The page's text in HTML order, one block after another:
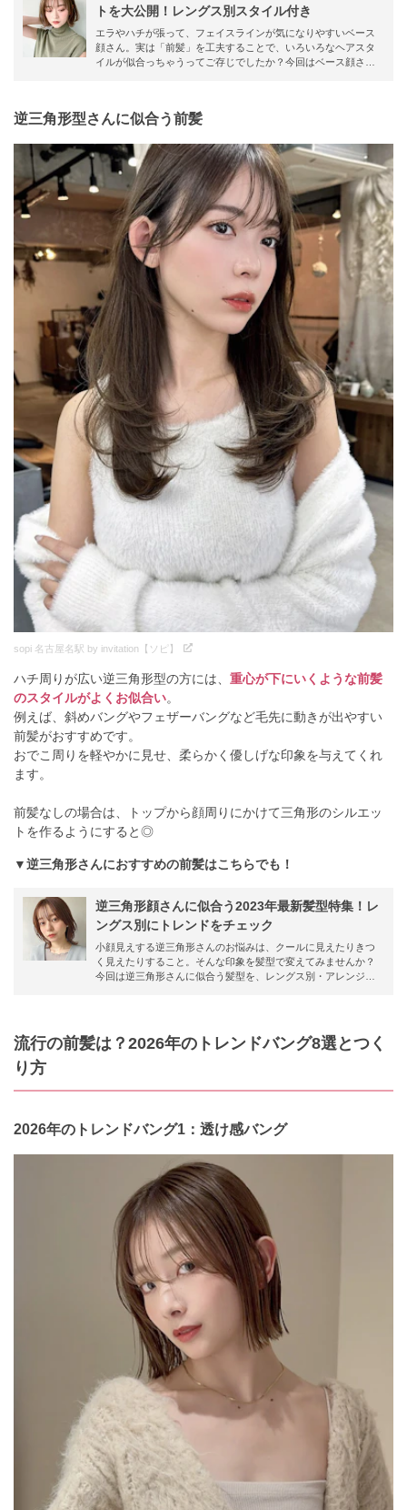
トを大公開！レングス別スタイル付き
エラやハチが張って、フェイスラインが気になりやすいベース
顔さん。実は「前髪」を工夫することで、いろいろなヘアスタ
イルが似合っちゃうってご存じでしたか？今回はベース顔さん
逆三角形型さんに似合う前髪
sopi 名古屋名駅 by invitation【ソピ】
ハチ周りが広い逆三角形型の方には、 重心が下にいくような前髪
のスタイルがよくお似合い。
例えば、斜めバングやフェザーバングなど毛先に動きが出やすい
前髪がおすすめです。
おでこ周りを軽やかに見せ、柔らかく優しげな印象を与えてくれ
ます。
前髪なしの場合は、トップから顔周りにかけて三角形のシルエッ
トを作るようにすると◎
▼逆三角形さんにおすすめの前髪はこちらでも！
逆三角形顔さんに似合う2023年最新髪型特集！レ
ングス別にトレンドをチェック
小顔見えする逆三角形さんのお悩みは、クールに見えたりきつ
く見えたりすること。そんな印象を髪型で変えてみませんか？
今回は逆三角形さんに似合う髪型を、レングス別・アレンジ別
流行の前髪は？2026年のトレンドバング8選とつく
り方
2026年のトレンドバング1：透け感バング